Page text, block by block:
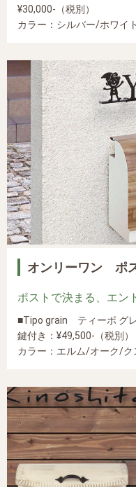
¥30,000-（税別）
カラー：シルバー/ホワイ
オンリーワン ポ
ポストで決まる、エン
■Tipo grain ティーポ グ
鍵付き：¥49,500-（税別
カラー：エルム/オーク/